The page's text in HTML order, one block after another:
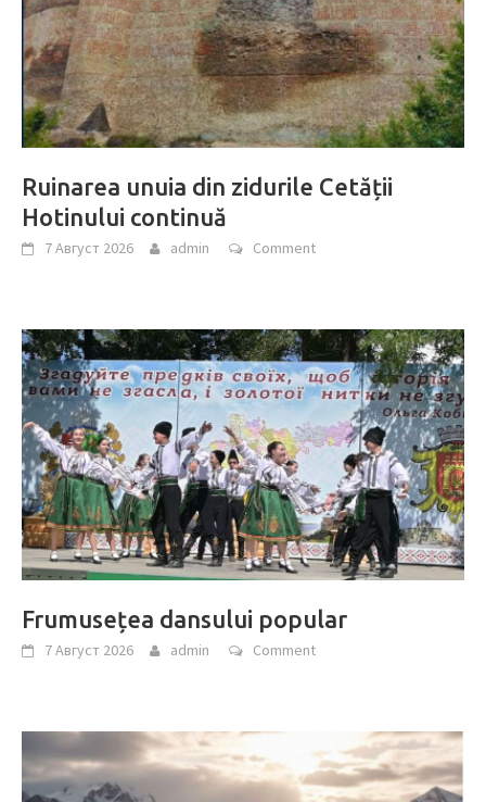
Ruinarea unuia din zidurile Cetății
Hotinului continuă
7 Август 2026 admin Comment
Frumusețea dansului popular
7 Август 2026 admin Comment